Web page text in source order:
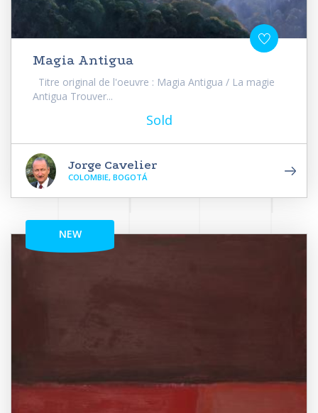
Magia Antigua
Titre original de l'oeuvre : Magia Antigua / La magie
Antigua Trouver...
Sold
Jorge Cavelier
COLOMBIE, BOGOTÁ
NEW